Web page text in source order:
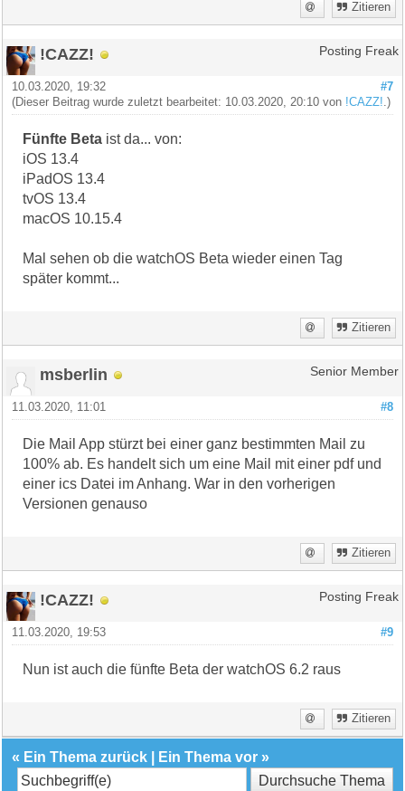
Zitieren
!CAZZ! Posting Freak
#7
10.03.2020, 19:32
(Dieser Beitrag wurde zuletzt bearbeitet: 10.03.2020, 20:10 von !CAZZ!.)
Fünfte Beta ist da... von:
iOS 13.4
iPadOS 13.4
tvOS 13.4
macOS 10.15.4
Mal sehen ob die watchOS Beta wieder einen Tag
später kommt...
Zitieren
msberlin Senior Member
#8
11.03.2020, 11:01
Die Mail App stürzt bei einer ganz bestimmten Mail zu
100% ab. Es handelt sich um eine Mail mit einer pdf und
einer ics Datei im Anhang. War in den vorherigen
Versionen genauso
Zitieren
!CAZZ! Posting Freak
#9
11.03.2020, 19:53
Nun ist auch die fünfte Beta der watchOS 6.2 raus
Zitieren
« Ein Thema zurück Ein Thema vor »